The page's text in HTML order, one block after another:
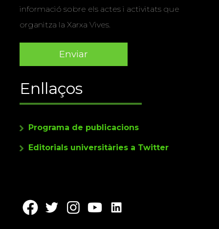
informació sobre els actes i activitats que
organitza la Xarxa Vives.
Enllaços
Programa de publicacions
Editorials universitàries a Twitter